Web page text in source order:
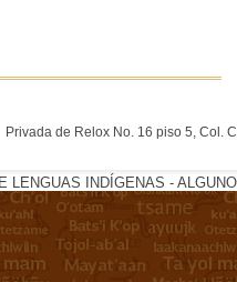
Privada de Relox No. 16 piso 5, Col.
LENGUAS INDÍGENAS -